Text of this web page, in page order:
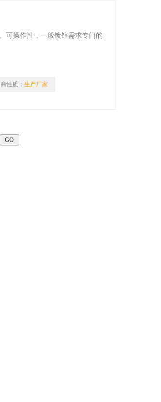
可操作性，一般镀锌需求专门的
性质：生产厂家